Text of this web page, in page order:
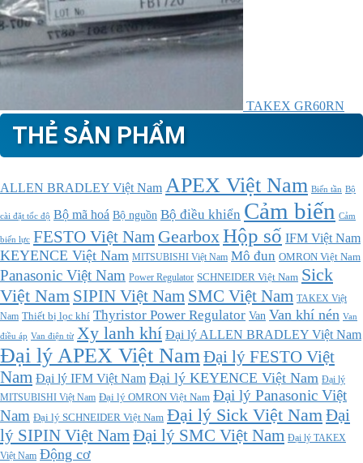
TAKEX GR60RN
THẺ SẢN PHẨM
ALLEN BRADLEY Việt Nam APEX Việt Nam Biến tần Bộ
cài đặt tốc độ Bộ mã hoá Bộ nguồn Bộ điều khiển Cảm biến Cảm
biến lực FESTO Việt Nam GearboxHộp số IFM Việt Nam
KEYENCE Việt Nam MITSUBISHI Việt Nam Mô đun OMRON Việt Nam
Panasonic Việt Nam Power Regulator SCHNEIDER Việt Nam Sick
Việt Nam SIPIN Việt Nam SMC Việt Nam TAKEX Việt
Nam Thiết bị lọc khí Thyristor Power Regulator Van Van khí nén Van
điều áp Van điện từ Xy lanh khí Đại lý ALLEN BRADLEY Việt Nam
Đại lý APEX Việt NamĐại lý FESTO Việt
Nam Đại lý IFM Việt Nam Đại lý KEYENCE Việt Nam Đại lý
MITSUBISHI Việt Nam Đại lý OMRON Việt Nam Đại lý Panasonic Việt
Nam Đại lý SCHNEIDER Việt Nam Đại lý Sick Việt NamĐại
lý SIPIN Việt Nam Đại lý SMC Việt Nam Đại lý TAKEX
Việt Nam Động cơ